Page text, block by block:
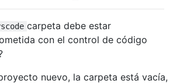
carpeta debe estar
con el control de código
nuevo, la carpeta está vacía,